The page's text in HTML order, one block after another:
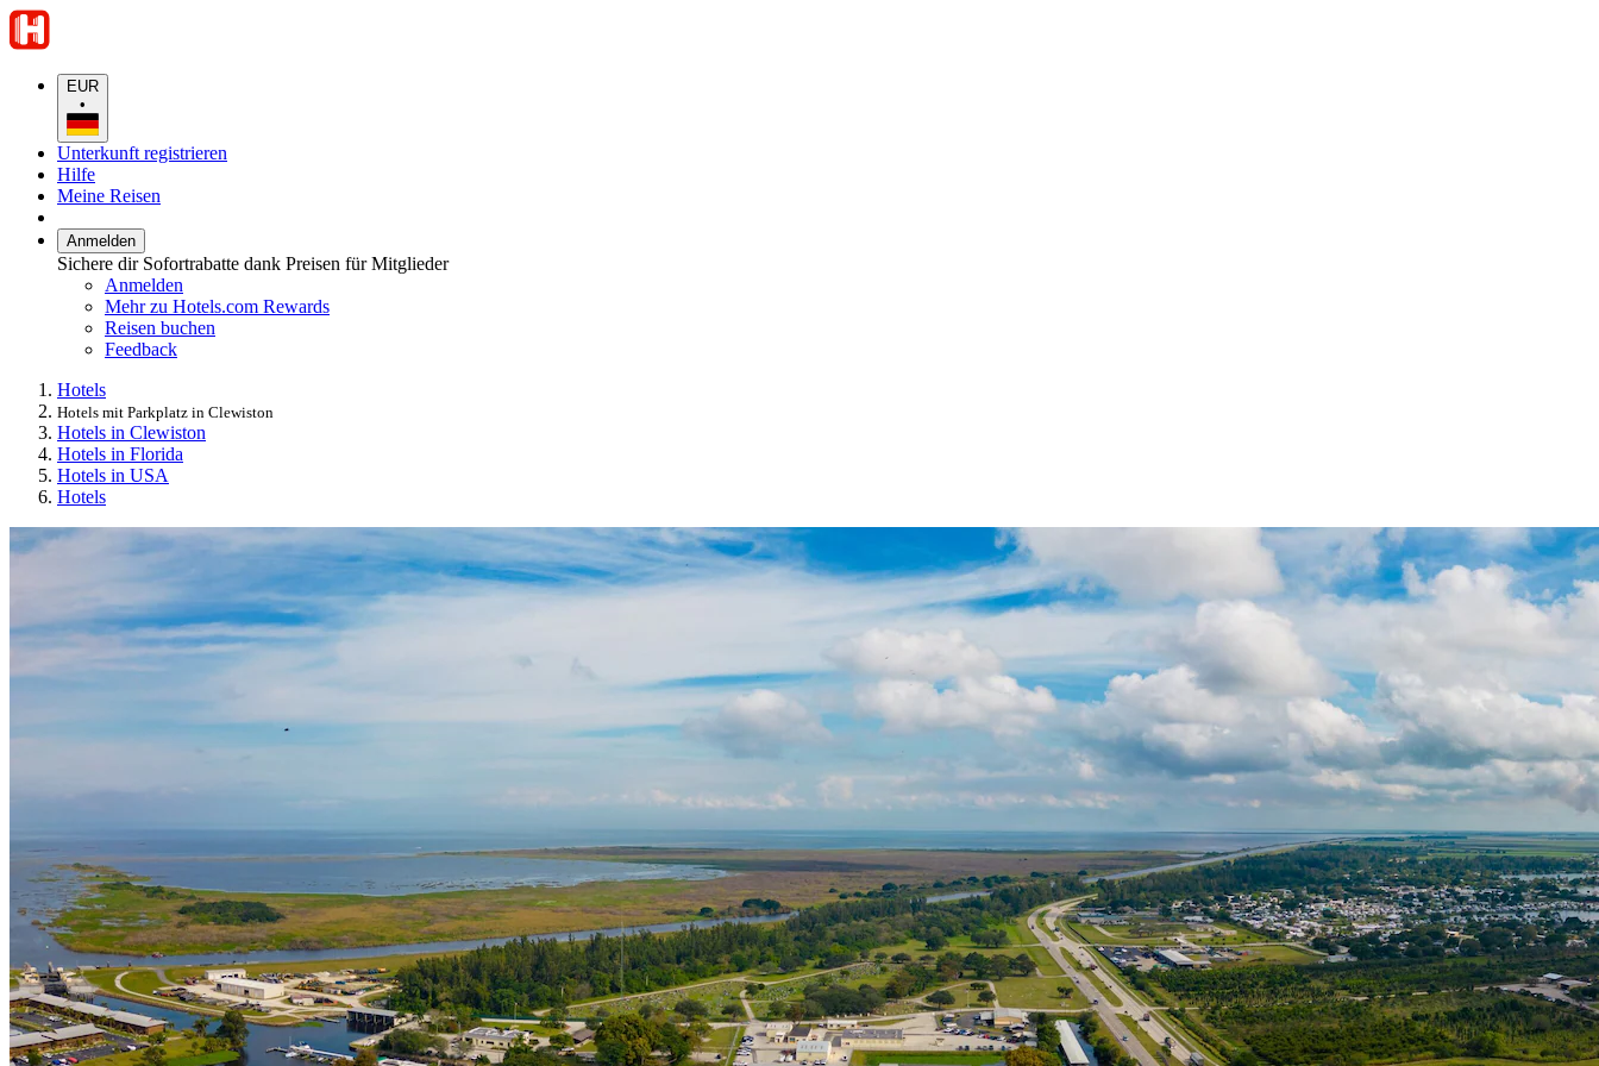
EUR
•
Unterkunft registrieren
Hilfe
Meine Reisen
Anmelden
Sichere dir Sofortrabatte dank Preisen für Mitglieder
Anmelden
Mehr zu Hotels.com Rewards
Reisen buchen
Feedback
Hotels
Hotels mit Parkplatz in Clewiston
Hotels in Clewiston
Hotels in Florida
Hotels in USA
Hotels